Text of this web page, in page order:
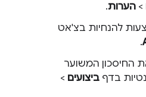
> הערות.
להנחיות בצ'אט
.
החיסכון המשוער
בדף ביצועים >